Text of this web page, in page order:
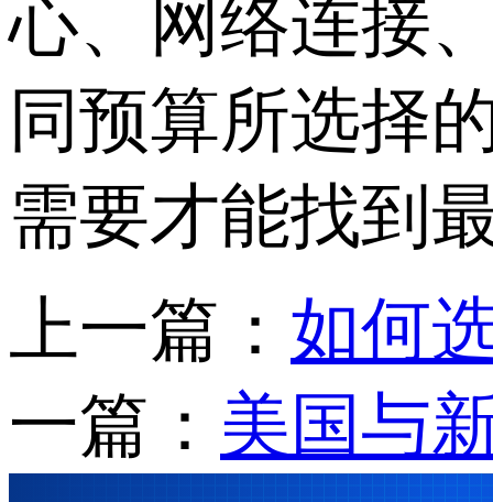
心、网络连接
同预算所选择
需要才能找到
上一篇： 如何
一篇： 美国与